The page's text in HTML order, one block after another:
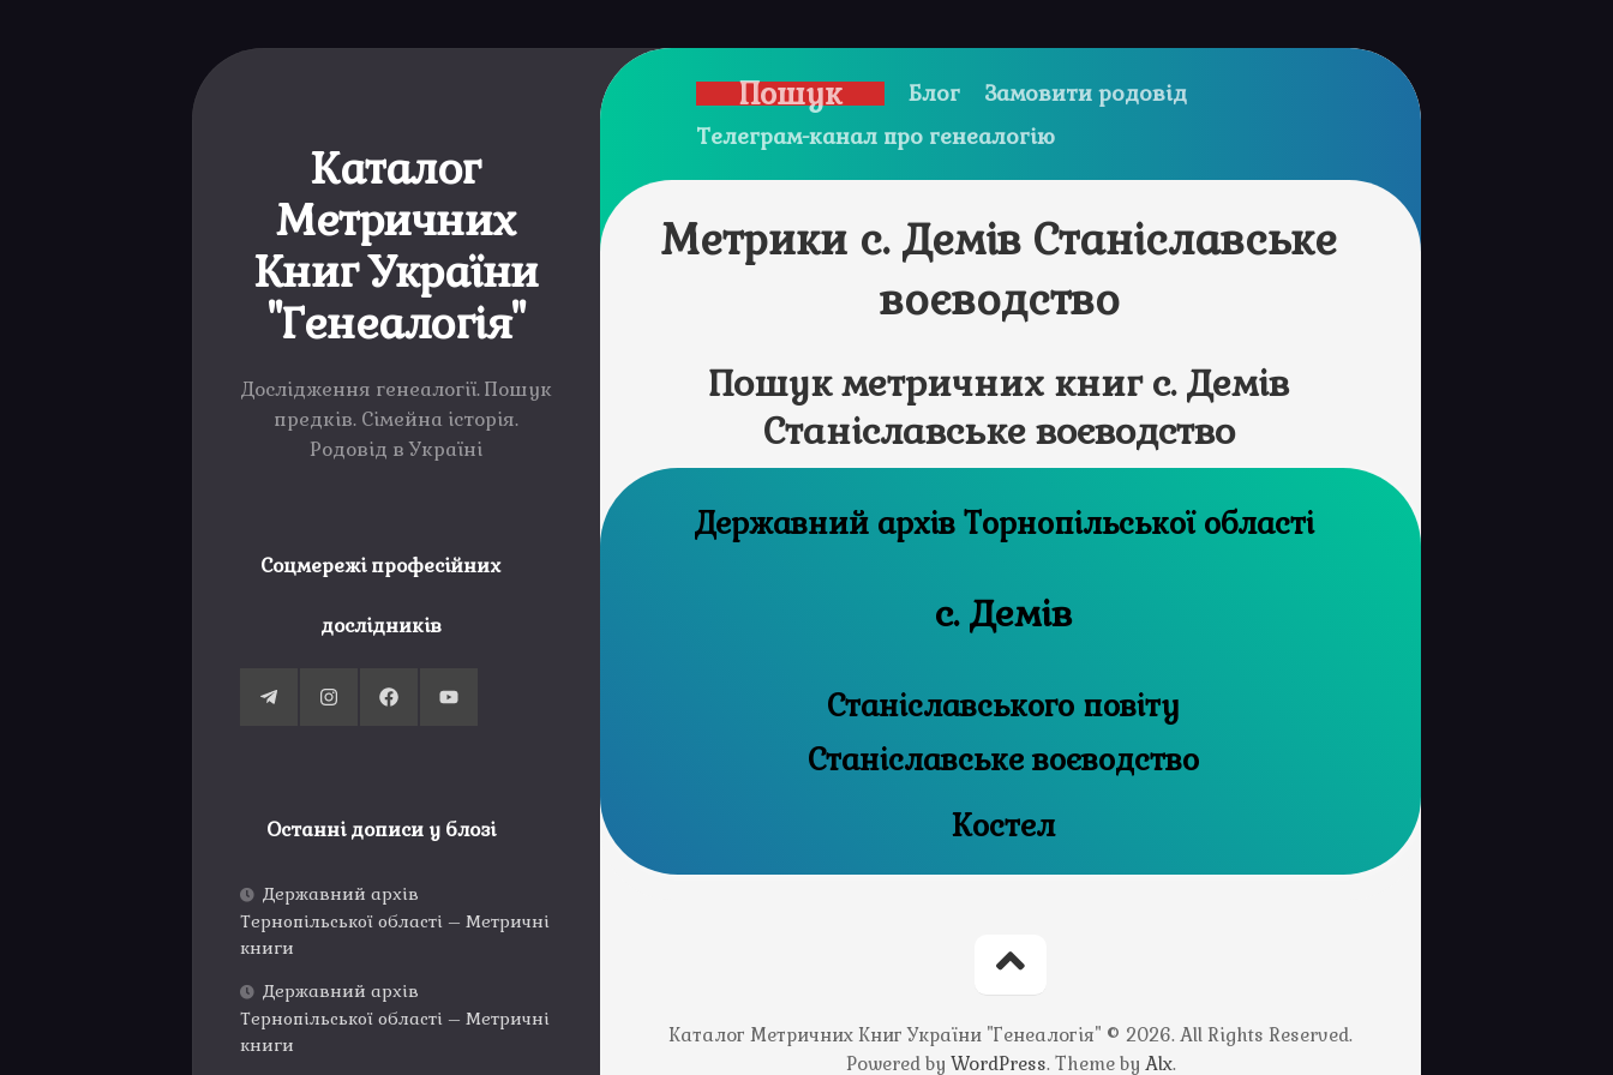
Каталог
Метричних
Книг України
"Генеалогія"
Дослідження генеалогії. Пошук
предків. Сімейна історія.
Родовід в Україні
Соцмережі професійних
дослідників
Останні дописи у блозі
Державний архів
Тернопільської області – Метричні
книги
Державний архів
Тернопільської області – Метричні
книги
Пошук Блог
Замовити родовід
Телеграм-канал про генеалогію
Метрики с. Демів Станіславське
воєводство
Пошук метричних книг с. Демів
Станіславське воєводство
Державний архів Торнопільської області
с. Демів
Станіславського повіту
Станіславське воєводство
Костел
Каталог Метричних Книг України "Генеалогія" © 2026. All Rights Reserved.
Powered by WordPress. Theme by Alx.